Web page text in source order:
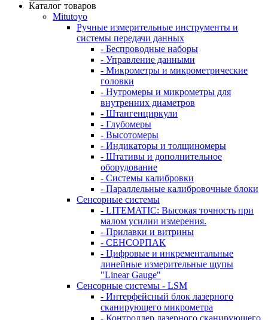
Каталог товаров
Mitutoyo
Ручные измерительные инструменты и
системы передачи данных
- Беспроводные наборы
- Управление данными
- Микрометры и микрометрические
головки
- Нутромеры и микрометры для
внутренних диаметров
- Штангенциркули
- Глубомеры
- Высотомеры
- Индикаторы и толщиномеры
- Штативы и дополнительное
оборудование
- Системы калибровки
- Параллельные калибровочные блоки
Сенсорные системы
- LITEMATIC: Высокая точность при
малом усилии измерения.
- Прилавки и витрины
- СЕНСОРПАК
- Цифровые и инкрементальные
линейные измерительные щупы
"Linear Gauge"
Сенсорные системы - LSM
- Интерфейсный блок лазерного
сканирующего микрометра
- Контроллер лазерного сканирующего